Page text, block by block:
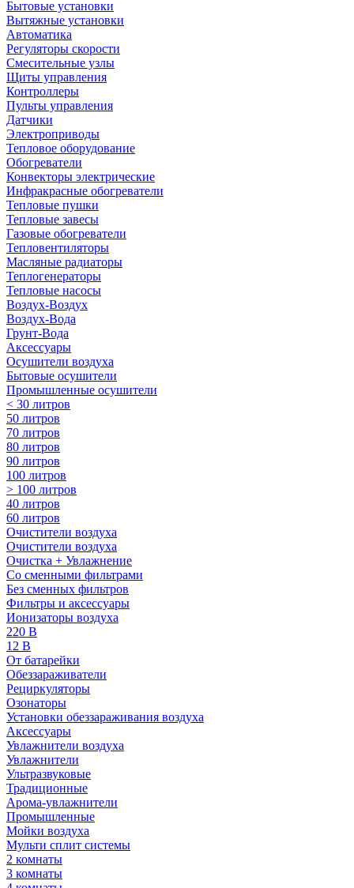
Бытовые установки
Вытяжные установки
Автоматика
Регуляторы скорости
Смесительные узлы
Щиты управления
Контроллеры
Пульты управления
Датчики
Электроприводы
Тепловое оборудование
Обогреватели
Конвекторы электрические
Инфракрасные обогреватели
Тепловые пушки
Тепловые завесы
Газовые обогреватели
Тепловентиляторы
Масляные радиаторы
Теплогенераторы
Тепловые насосы
Воздух-Воздух
Воздух-Вода
Грунт-Вода
Аксессуары
Осушители воздуха
Бытовые осушители
Промышленные осушители
< 30 литров
50 литров
70 литров
80 литров
90 литров
100 литров
> 100 литров
40 литров
60 литров
Очистители воздуха
Очистители воздуха
Очистка + Увлажнение
Cо сменными фильтрами
Без сменных фильтров
Фильтры и аксессуары
Ионизаторы воздуха
220 В
12 В
От батарейки
Обеззараживатели
Рециркуляторы
Озонаторы
Установки обеззараживания воздуха
Аксессуары
Увлажнители воздуха
Увлажнители
Ультразвуковые
Традиционные
Арома-увлажнители
Промышленные
Мойки воздуха
Мульти сплит системы
2 комнаты
3 комнаты